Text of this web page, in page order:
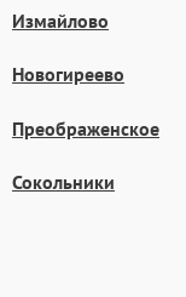
Измайлово
Новогиреево
Преображенское
Сокольники